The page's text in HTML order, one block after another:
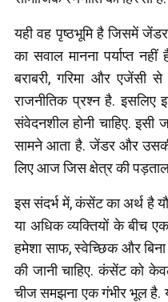
यही वह पृष्ठभूमि है जिसमें
का सवाल मानना पर्याप्त
बराबरी, गरिमा और एजेंसी
राजनीतिक प्रश्न है. इसलिए
संवेदनशील होनी चाहिए. इसी
सामने आता है. जेंडर और
लिए आज जिस क्षेत्र की
इस संदर्भ में, कंसेंट का अर्थ है
या अधिक व्यक्तियों के बीच
हमेशा साफ, स्वेच्छिक और
की जानी चाहिए. कंसेंट को
चीज समझना एक गंभीर भूल है.